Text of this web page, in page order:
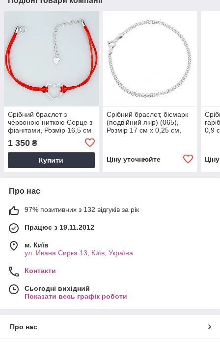
Срібний браслет з
червоною ниткою Серце з
фіанітами, Розмір 16,5 см
1 350 ₴
Купити
Срібний браслет, бісмарк
(подвійний якір) (065),
Розмір 17 см x 0,25 см,
Ціну уточнюйте
0,9
Про нас
97% позитивних з 132 відгуків за рік
Працює з 19.11.2012
м. Київ
ул. Ивана Сирка 13, Київ, Україна
Контакти
Сьогодні вихідний
Показати весь графік роботи
Про нас